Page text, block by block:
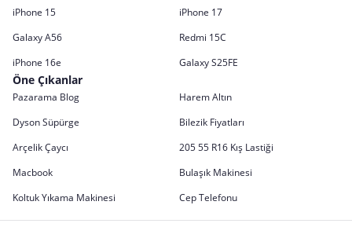
iPhone 15
iPhone 17
Galaxy A56
Redmi 15C
iPhone 16e
Galaxy S25FE
Öne Çıkanlar
Pazarama Blog
Harem Altın
Dyson Süpürge
Bilezik Fiyatları
Arçelik Çaycı
205 55 R16 Kış Lastiği
Macbook
Bulaşık Makinesi
Koltuk Yıkama Makinesi
Cep Telefonu